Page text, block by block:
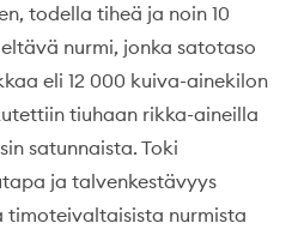
todella tiheä ja noin 10
nurmi, jonka satotaso
eli 12 000 kuiva-ainekilon
tiuhaan rikka-aineilla
satunnaista. Toki
ja talvenkestävyys
timoteivaltaisista nurmista